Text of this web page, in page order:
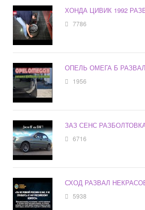
ХОНДА ЦИВИК 1992
7786
ОПЕЛЬ ОМЕГА Б
1956
ЗАЗ СЕНС
6716
СХОД РАЗВАЛ
5938